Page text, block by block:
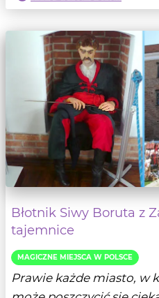
Błotnik Siwy Boruta z
tajemnice
MAGICZNE MIEJSCA W POLSCE
Prawie każde miasto, w